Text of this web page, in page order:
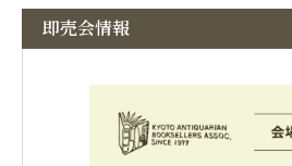
即売会情報